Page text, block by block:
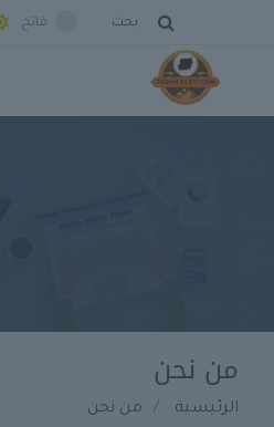
بحث فاتح
من نحن
الرئيسية من نحن